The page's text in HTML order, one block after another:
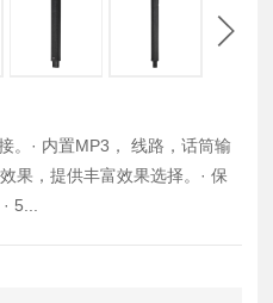
。· 内置MP3， 线路，话筒输
果，提供丰富效果选择。· 保
5...